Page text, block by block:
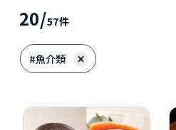
20/57件
#魚介類